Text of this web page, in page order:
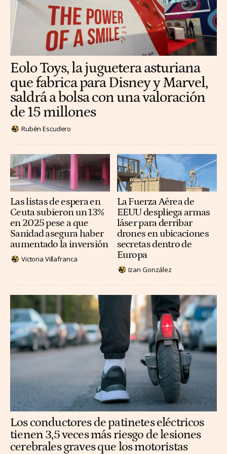
Eolo Toys, la juguetera asturiana
que fabrica para Disney y Marvel,
saldrá a bolsa con una valoración
de 15 millones
Rubén Escudero
Las listas de espera en
Ceuta subieron un 13%
en 2025 pese a que
Sanidad asegura haber
aumentado la inversión
Victoria Villafranca
La Fuerza Aérea de
EEUU despliega armas
láser para derribar
drones en ubicaciones
secretas dentro de
Europa
Izan González
Los conductores de patinetes eléctricos
tienen 3,5 veces más riesgo de lesiones
cerebrales graves que los motoristas